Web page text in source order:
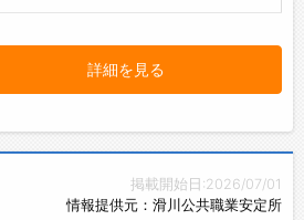
詳細を見る
掲載開始日:2026/07/01
情報提供元：滑川公共職業安定所